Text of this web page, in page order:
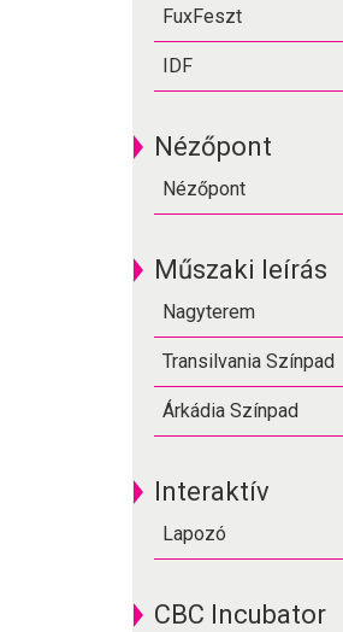
FuxFeszt
IDF
Nézőpont
Nézőpont
Műszaki leírás
Nagyterem
Transilvania Színpad
Árkádia Színpad
Interaktív
Lapozó
CBC Incubator